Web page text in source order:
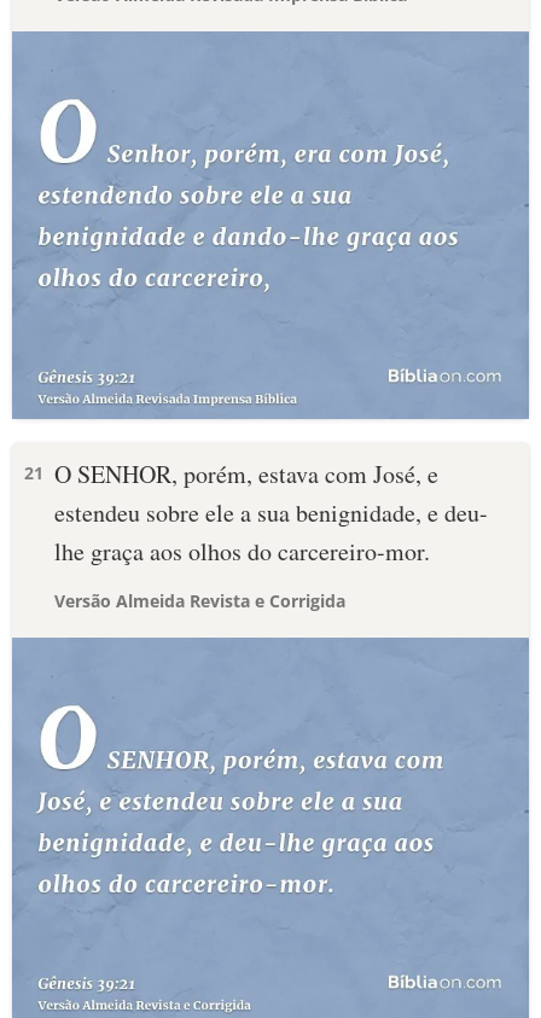
21 O SENHOR, porém, estava com José, e
estendeu sobre ele a sua benignidade, e deu-
lhe graça aos olhos do carcereiro-mor.
Versão Almeida Revista e Corrigida